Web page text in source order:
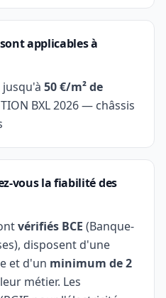
applicables à
50 €/m² de
BXL 2026 — châssis
vous la fiabilité des
vérifiés BCE (Banque-
disposent d'une
et d'un minimum de 2
métier. Les